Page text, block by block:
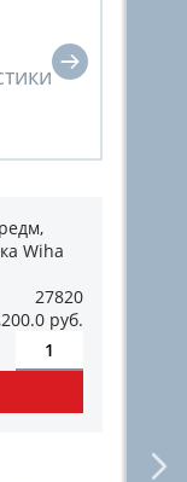
Wiha
27820
руб.